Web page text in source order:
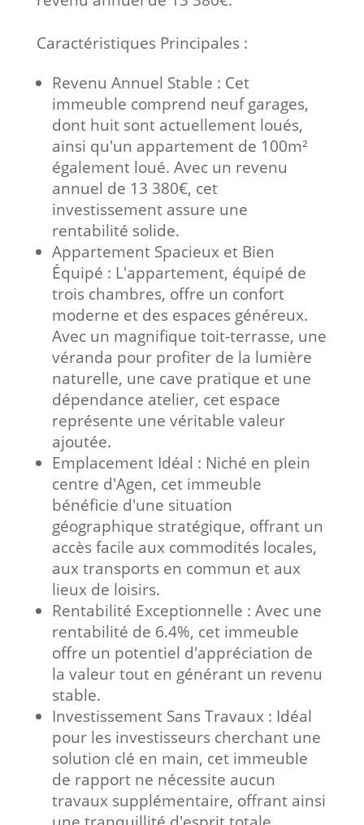
Caractéristiques Principales :
Revenu Annuel Stable : Cet
immeuble comprend neuf garages,
dont huit sont actuellement loués,
ainsi qu'un appartement de 100m²
également loué. Avec un revenu
annuel de 13 380€, cet
investissement assure une
rentabilité solide.
Appartement Spacieux et Bien
Équipé : L'appartement, équipé de
trois chambres, offre un confort
moderne et des espaces généreux.
Avec un magnifique toit-terrasse, une
véranda pour profiter de la lumière
naturelle, une cave pratique et une
dépendance atelier, cet espace
représente une véritable valeur
ajoutée.
Emplacement Idéal : Niché en plein
centre d'Agen, cet immeuble
bénéficie d'une situation
géographique stratégique, offrant un
accès facile aux commodités locales,
aux transports en commun et aux
lieux de loisirs.
Rentabilité Exceptionnelle : Avec une
rentabilité de 6.4%, cet immeuble
offre un potentiel d'appréciation de
la valeur tout en générant un revenu
stable.
Investissement Sans Travaux : Idéal
pour les investisseurs cherchant une
solution clé en main, cet immeuble
de rapport ne nécessite aucun
travaux supplémentaire, offrant ainsi